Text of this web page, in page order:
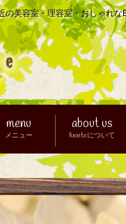
の美容室・理容室・おしゃれな
menu
メニュー
about us
fuenteについて